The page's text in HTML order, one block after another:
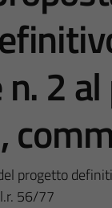
2 al
progetto
56/77